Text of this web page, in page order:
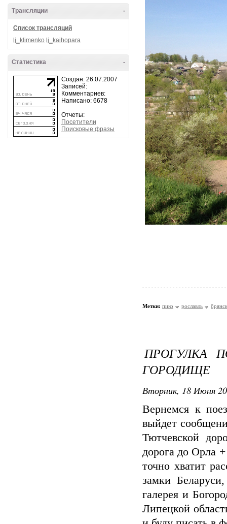
-
Трансляции
Список трансляций
lj_klimenko lj_kaihopara
-
Статистика
Создан: 26.07.2007
Записей:
Комментариев:
Написано: 6678
Отчеты:
Посетители
Поисковые фразы
Метки: пико рославль брянск
ПРОГУЛКА
ГОРОДИЩЕ
Вторник, 18 Июня
Вернемся к
выйдет
Тютчевской
дорога до Орла
точно хватит
замки
галерея и
Липецкой